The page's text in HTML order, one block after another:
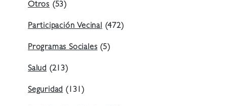
Otros (53)
Participación Vecinal(472)
Programas Sociales(5)
Salud (213)
Seguridad(131)